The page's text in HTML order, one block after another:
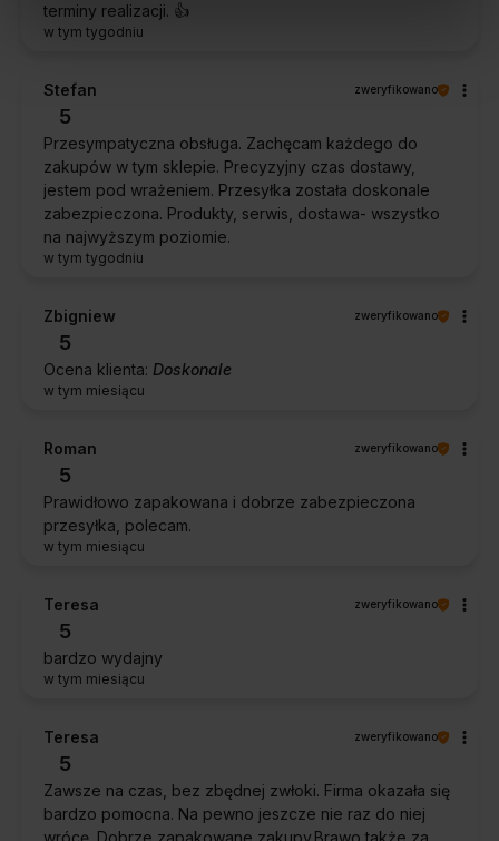
terminy realizacji. 👍️
w tym tygodniu
Stefan zweryfikowano
5
Przesympatyczna obsługa. Zachęcam każdego do
zakupów w tym sklepie. Precyzyjny czas dostawy,
jestem pod wrażeniem. Przesyłka została doskonale
zabezpieczona. Produkty, serwis, dostawa- wszystko
na najwyższym poziomie.
w tym tygodniu
Zbigniew zweryfikowano
5
Ocena klienta: Doskonale
w tym miesiącu
Roman zweryfikowano
5
Prawidłowo zapakowana i dobrze zabezpieczona
przesyłka, polecam.
w tym miesiącu
Teresa zweryfikowano
5
bardzo wydajny
w tym miesiącu
Teresa zweryfikowano
5
Zawsze na czas, bez zbędnej zwłoki. Firma okazała się
bardzo pomocna. Na pewno jeszcze nie raz do niej